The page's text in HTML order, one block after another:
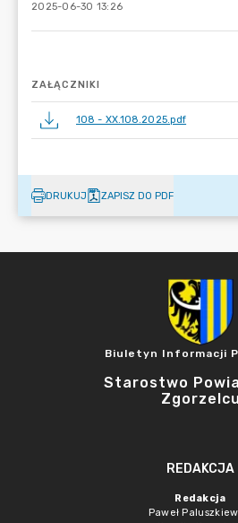
2025-06-30 13:26
ZAŁĄCZNIKI
108 - XX.108.2025.pdf
DRUKUJ ZAPISZ DO PDF
Biuletyn Informacji
Starostwo
Zgorzelcu
REDAKCJA
Redakcja
Paweł